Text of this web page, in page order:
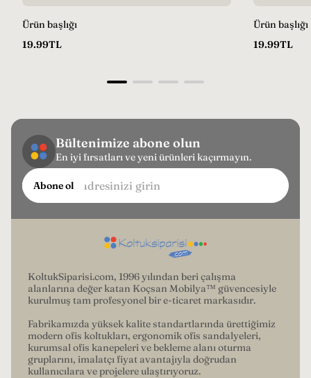
Ürün başlığı
Normal
19.99TL
Ürün başlığı
Normal
19.99TL
Bültenimize abone olun
En iyi fırsatları ve yeni ürünleri kaçırmayın.
E-
posta
adresinizi
Abone ol
KoltukSiparisi.com, 1996 yılından beri çalışma
alanlarına değer katan Koçsan Mobilya™ güvencesiyle
kurulmuş tam profesyonel bir e-ticaret markasıdır.
Fabrikamızda yüksek kalite standartlarında ürettiğimiz
modern ofis koltukları, ergonomik ofis sandalyeleri,
kurumsal ofis kanepeleri ve bekleme alanı oturma
gruplarını, imalatçı fiyat avantajıyla doğrudan
kullanıcılara ve projelere ulaştırıyoruz.